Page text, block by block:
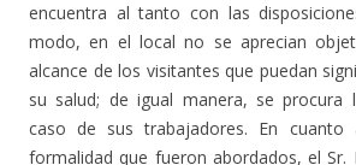
encuentra al tanto con las
modo, en el local no se aprecian
alcance de los visitantes que puedan
su salud; de igual manera, se procura
caso de sus trabajadores. En
formalidad que fueron abordados, el